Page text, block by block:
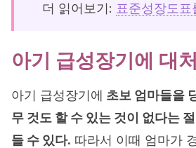
더 읽어보기: 표준성장도표
아기 급성장기에 대
아기 급성장기에 초보 엄마들을
무 것도 할 수 있는 것이 없다는
들 수 있다. 따라서 이때 엄마가